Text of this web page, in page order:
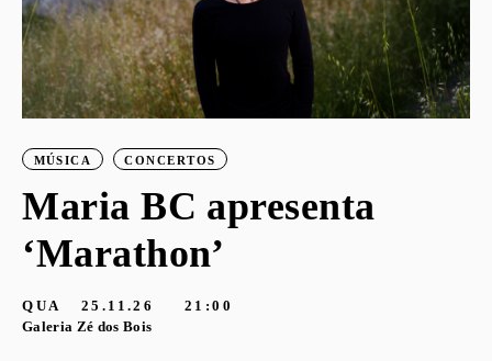
MÚSICA CONCERTOS
Maria BC apresenta
‘Marathon’
QUA 25.11.26
21:00
Galeria Zé dos Bois